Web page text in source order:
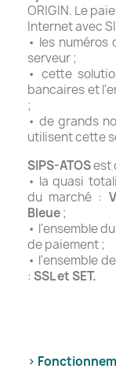
ORIGIN. Le
Internet avec
• les numéros
serveur ;
• cette
bancaires et
;
• de grands
utilisent cette
SIPS-ATOSest
• la quasi
du marché :
Bleue;
• l'ensemble
de paiement ;
• l'ensemble
: SSL et SET.
>